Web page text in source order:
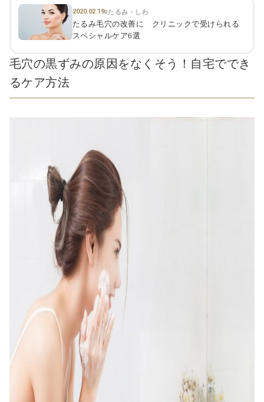
2020.02.19#たるみ・しわ
たるみ毛穴の改善に クリニックで受けられる
スペシャルケア6選
毛穴の黒ずみの原因をなくそう！自宅ででき
るケア方法